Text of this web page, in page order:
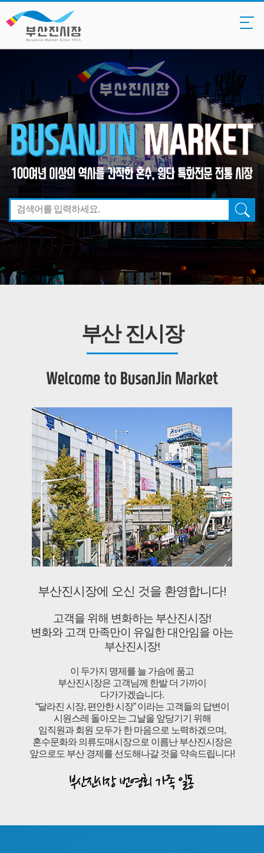
부산 진시장
부산진시장에 오신 것을 환영합니다!
고객을 위해 변화하는 부산진시장!
변화와 고객 만족만이 유일한 대안임을 아는
부산진시장!
이 두가지 명제를 늘 가슴에 품고
부산진시장은 고객님께 한발 더 가까이
다가가겠습니다.
“달라진 시장, 편안한 시장” 이라는 고객들의 답변이
시원스레 돌아오는 그날을 앞당기기 위해
임직원과 회원 모두가 한 마음으로 노력하겠으며,
혼수문화와 의류도매시장으로 이름난 부산진시장은
앞으로도 부산 경제를 선도해나갈 것을 약속드립니다!